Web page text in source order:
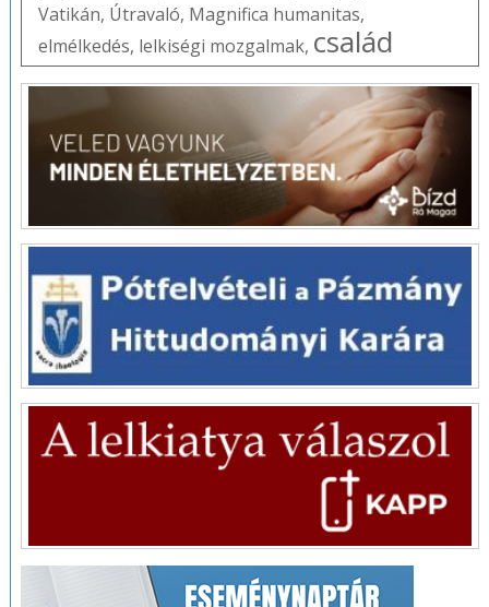
Vatikán, Útravaló, Magnifica humanitas,
elmélkedés, lelkiségi mozgalmak, család